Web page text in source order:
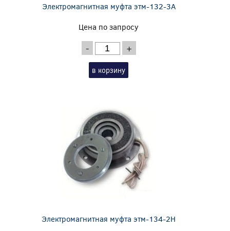
Электромагнитная муфта этм-132-3А
Цена по запросу
- +
в корзину
Электромагнитная муфта этм-134-2Н